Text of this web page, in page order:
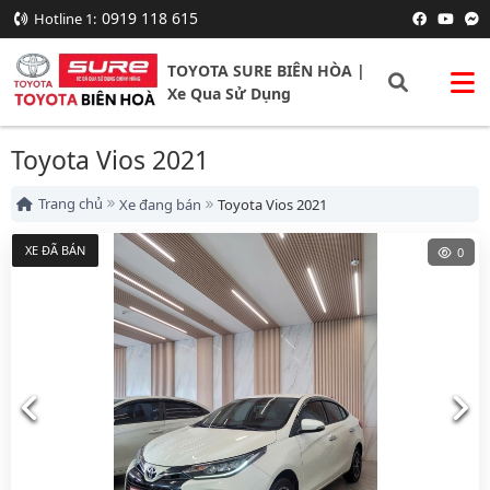
Hotline 1: 0919 118 615
TOYOTA SURE BIÊN HÒA |
Xe Qua Sử Dụng
Toyota Vios 2021
Trang chủ Xe đang bán Toyota Vios 2021
XE ĐÃ BÁN 0